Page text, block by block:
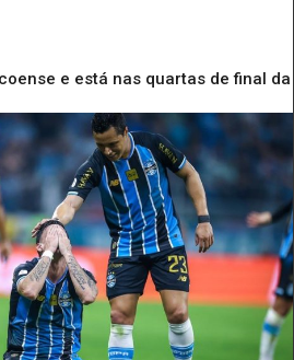
e está nas quartas de final da